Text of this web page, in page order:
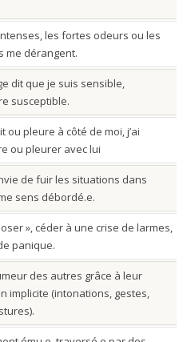
les fortes odeurs ou les
me dérangent.
dit que je suis sensible,
susceptible.
ou pleure à côté de moi, j’ai
ou pleurer avec lui
de fuir les situations dans
sens débordé.e.
», céder à une crise de larmes,
panique.
des autres grâce à leur
implicite (intonations, gestes,